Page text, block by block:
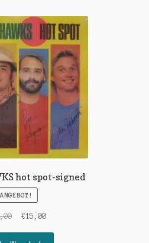
hot spot-signed
ANGEBOT!
Ursprünglicher
€15,00Aktueller